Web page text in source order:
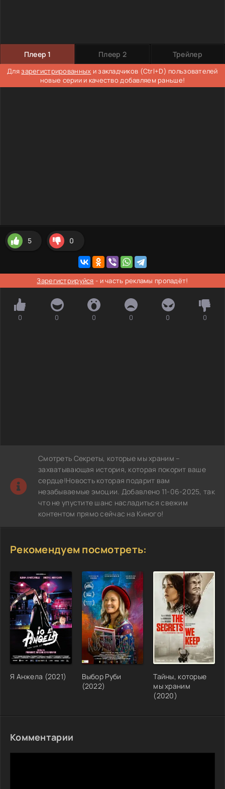
Плеер 1 Плеер 2 Трейлер
Длязарегистрированных и закладчиков (Ctrl+D) пользователей
новые серии и качество добавляем раньше!
5 0
Зарегистрируйся - и часть рекламы пропадёт!
0 0 0 0 0 0
Смотреть Секреты, которые мы храним –
захватывающая история, которая покорит ваше
сердце!Новость которая подарит вам
незабываемые эмоции. Добавлено 11-06-2025, так
что не упустите шанс насладиться свежим
контентом прямо сейчас на Киного!
Рекомендуем посмотреть:
Я Анжела (2021)
Выбор Руби
(2022)
Тайны, которые
мы храним
(2020)
Комментарии